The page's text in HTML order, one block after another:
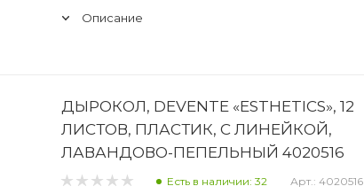
Описание
ДЫРОКОЛ, DEVENTE «ESTHETICS», 12
ЛИСТОВ, ПЛАСТИК, С ЛИНЕЙКОЙ,
ЛАВАНДОВО-ПЕПЕЛЬНЫЙ 4020516
Есть в наличии: 32 Арт.: 4020516